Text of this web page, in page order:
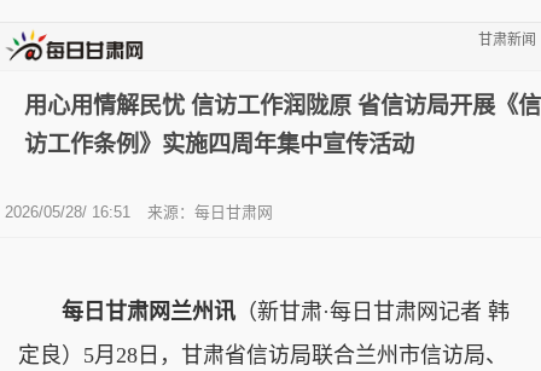
甘肃新闻
用心用情解民忧 信访工作润陇原 省信访局开展《信
访工作条例》实施四周年集中宣传活动
2026/05/28/ 16:51 来源： 每日甘肃网
每日甘肃网兰州讯 （新甘肃·每日甘肃网记者 韩
定良）5月28日，甘肃省信访局联合兰州市信访局、